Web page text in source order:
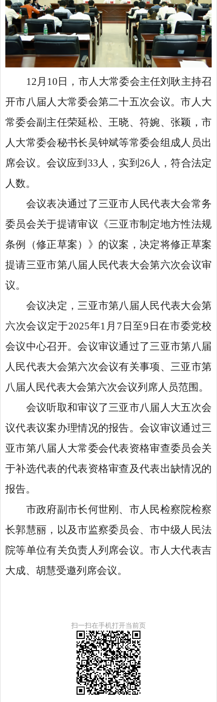
12月10日，市人大常委会主任刘耿主持召
开市八届人大常委会第二十五次会议。市人大
常委会副主任荣延松、王晓、符婉、张颖，市
人大常委会秘书长吴钟斌等常委会组成人员出
席会议。会议应到33人，实到26人，符合法定
人数。
会议表决通过了三亚市人民代表大会常务
委员会关于提请审议《三亚市制定地方性法规
条例（修正草案）》的议案，决定将修正草案
提请三亚市第八届人民代表大会第六次会议审
议。
会议决定，三亚市第八届人民代表大会第
六次会议定于2025年1月7日至9日在市委党校
会议中心召开。会议审议通过了三亚市第八届
人民代表大会第六次会议有关事项、三亚市第
八届人民代表大会第六次会议列席人员范围。
会议听取和审议了三亚市八届人大五次会
议代表议案办理情况的报告。会议审议通过三
亚市第八届人大常委会代表资格审查委员会关
于补选代表的代表资格审查及代表出缺情况的
报告。
市政府副市长何世刚、市人民检察院检察
长郭慧丽，以及市监察委员会、市中级人民法
院等单位有关负责人列席会议。市人大代表吉
大成、胡慧受邀列席会议。
扫一扫在手机打开当前页